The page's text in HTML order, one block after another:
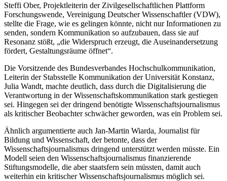
Steffi Ober, Projektleiterin der Zivilgesellschaftlichen Plattform
Forschungswende, Vereinigung Deutscher Wissenschaftler (VDW),
stellte die Frage, wie es gelingen könnte, nicht nur Informationen zu
senden, sondern Kommunikation so aufzubauen, dass sie auf
Resonanz stößt, „die Widerspruch erzeugt, die Auseinandersetzung
fördert, Gestaltungsräume öffnet“.
Die Vorsitzende des Bundesverbandes Hochschulkommunikation,
Leiterin der Stabsstelle Kommunikation der Universität Konstanz,
Julia Wandt, machte deutlich, dass durch die Digitalisierung die
Verantwortung in der Wissenschaftskommunikation stark gestiegen
sei. Hingegen sei der dringend benötigte Wissenschaftsjournalismus
als kritischer Beobachter schwächer geworden, was ein Problem sei.
Ähnlich argumentierte auch Jan-Martin Wiarda, Journalist für
Bildung und Wissenschaft, der betonte, dass der
Wissenschaftsjournalismus dringend unterstützt werden müsste. Ein
Modell seien den Wissenschaftsjournalismus finanzierende
Stiftungsmodelle, die aber staatsfern sein müssten, damit auch
weiterhin ein kritischer Wissenschaftsjournalismus möglich sei.